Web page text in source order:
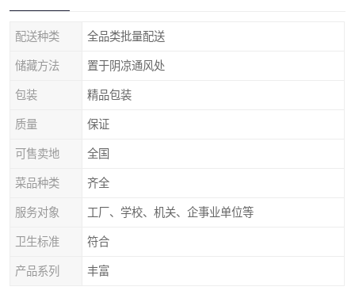
配送种类 全品类批量配送
储藏方法 置于阴凉通风处
包装 精品包装
质量 保证
可售卖地 全国
菜品种类 齐全
服务对象 工厂、学校、机关、企事业单位等
卫生标准 符合
产品系列 丰富